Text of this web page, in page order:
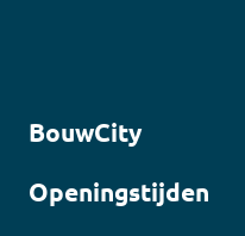
BouwCity
Openingstijden